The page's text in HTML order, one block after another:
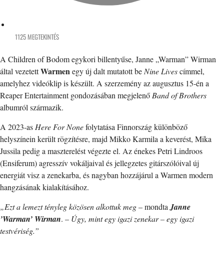
1125 MEGTEKINTÉS
A Children of Bodom egykori billentyűse, Janne „Warman” Wirman
által vezetettWarmenegy új dalt mutatott be Nine Livescímmel,
amelyhez videóklip is készült. A szerzemény az augusztus 15-én a
Reaper Entertainment gondozásában megjelenő Band of Brothers
albumról származik.
A 2023-as Here For Nonefolytatása Finnország különböző
helyszínein került rögzítésre, majd Mikko Karmila a keverést, Mika
Jussila pedig a maszterelést végezte el. Az énekes Petri Lindroos
(Ensiferum) agresszív vokáljaival és jellegzetes gitárszólóival új
energiát visz a zenekarba, és nagyban hozzájárul a Warmen modern
hangzásának kialakításához.
„Ezt a lemezt tényleg közösen alkottuk meg– mondta Janne
’Warman’ Wirman. – Úgy, mint egy igazi zenekar – egy igazi
testvériség.”